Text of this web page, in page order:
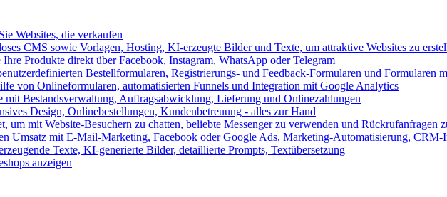
Websites, die verkaufen
CMS sowie Vorlagen, Hosting, KI-erzeugte Bilder und Texte, um attraktive Websites zu
Ihre Produkte direkt über Facebook, Instagram, WhatsApp oder Telegram
Bestellformularen, Registrierungs- und Feedback-Formularen und Formularen
von Onlineformularen, automatisierten Funnels und Integration mit Google Analytics
mit Bestandsverwaltung, Auftragsabwicklung, Lieferung und Onlinezahlungen
Design, Onlinebestellungen, Kundenbetreuung - alles zur Hand
um mit Website-Besuchern zu chatten, beliebte Messenger zu verwenden und Rückrufanfragen
Umsatz mit E-Mail-Marketing, Facebook oder Google Ads, Marketing-Automatisierung, CRM-
Texte, KI-generierte Bilder, detaillierte Prompts, Textübersetzung
anzeigen